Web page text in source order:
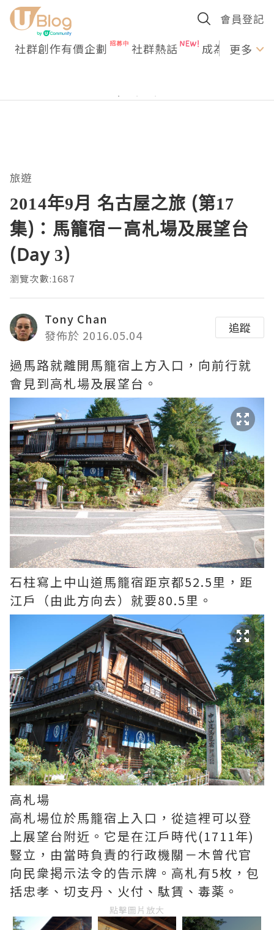
會員登記
社群創作有價企劃 社群熱話 成為U更多
旅遊
2014年9月 名古屋之旅 (第17
集)：馬籠宿－高札場及展望台
(Day 3)
瀏覽次數:1687
Tony Chan
發佈於 2016.05.04
追蹤
過馬路就離開馬籠宿上方入口，向前行就
會見到高札場及展望台。
石柱寫上中山道馬籠宿距京都52.5里，距
江戶（由此方向去）就要80.5里。
高札場
高札場位於馬籠宿上入口，從這裡可以登
上展望台附近。它是在江戶時代(1711年)
豎立，由當時負責的行政機關－木曾代官
向民衆掲示法令的告示牌。高札有5枚，包
括忠孝、切支丹、火付、駄賃、毒薬。
點擊圖片放大